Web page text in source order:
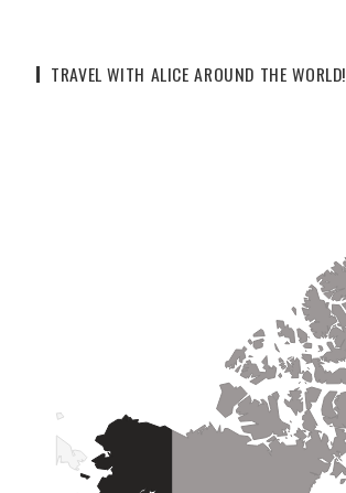
TRAVEL WITH ALICE AROUND THE WORLD!